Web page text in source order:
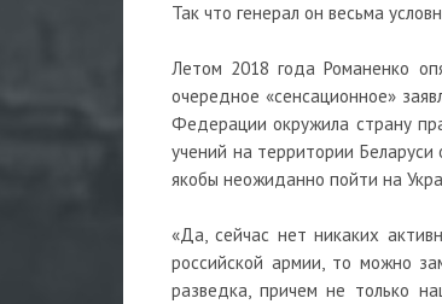
Так что генерал он весьма
Летом 2018 года Романенко
очередное «сенсационное»
Федерации окружила страну
учений на территории
якобы неожиданно пойти на
«Да, сейчас нет никаких
российской армии, то можно
разведка, причем не только